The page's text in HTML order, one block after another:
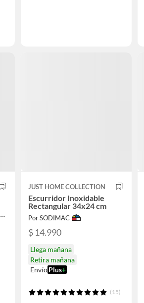
JUST HOME COLLECTION
Escurridor Inoxidable
Rectangular 34x24 cm
Por SODIMAC
$ 14.990
Llega mañana
Retira mañana
Envío Plus+
(15)